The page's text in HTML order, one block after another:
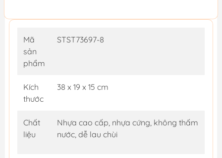
Mã
sản
phẩm
STST73697-8
Kích
thước
38 x 19 x 15 cm
Chất
liệu
Nhựa cao cấp, nhựa cứng, không thấm
nước, dễ lau chùi